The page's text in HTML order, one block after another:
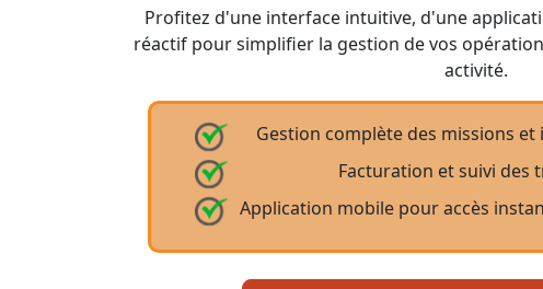
Profitez d'une interface intuitive, d'une
réactif pour simplifier la gestion de vos
activité.
Gestion complète des missions
Facturation et suivi des
Application mobile pour accès